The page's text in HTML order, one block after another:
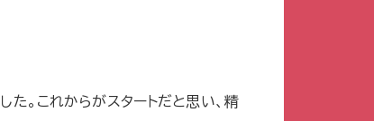
した。これからがスタートだと思い、精